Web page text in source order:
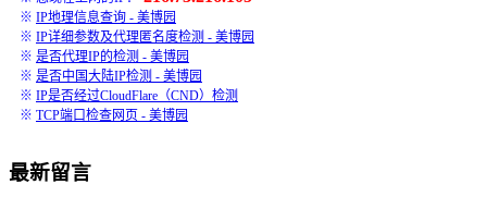
※ IP地理信息查询 - 美博园
※ IP详细参数及代理匿名度检测 - 美博园
※ 是否代理IP的检测 - 美博园
※ 是否中国大陆IP检测 - 美博园
※ IP是否经过CloudFlare（CND）检测
※ TCP端口检查网页 - 美博园
最新留言